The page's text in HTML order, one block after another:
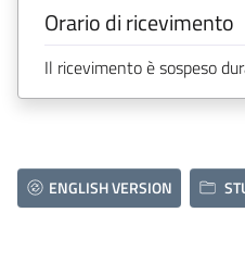
Orario di ricevimento
Il ricevimento è sospeso
ENGLISH VERSION